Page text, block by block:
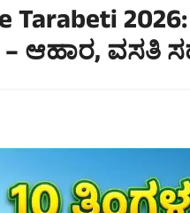
Tarabeti
ಆಹಾರ, ವಸತಿ